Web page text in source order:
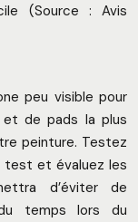
(Source : Avis
peu visible pour
et de pads la plus
peinture. Testez
test et évaluez les
d’éviter de
temps lors du